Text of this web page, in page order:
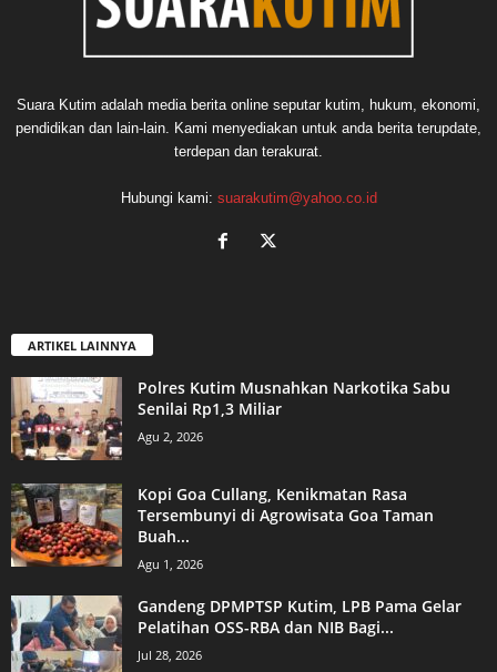
Suara Kutim adalah media berita online seputar kutim, hukum, ekonomi,
pendidikan dan lain-lain. Kami menyediakan untuk anda berita terupdate,
terdepan dan terakurat.
Hubungi kami: suarakutim@yahoo.co.id
ARTIKEL LAINNYA
Polres Kutim Musnahkan Narkotika Sabu
Senilai Rp1,3 Miliar
Agu 2, 2026
Kopi Goa Cullang, Kenikmatan Rasa
Tersembunyi di Agrowisata Goa Taman
Buah...
Agu 1, 2026
Gandeng DPMPTSP Kutim, LPB Pama Gelar
Pelatihan OSS-RBA dan NIB Bagi...
Jul 28, 2026